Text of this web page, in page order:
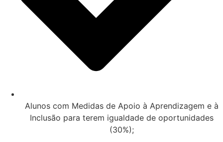
Alunos com Medidas de Apoio à Aprendizagem e à
Inclusão para terem igualdade de oportunidades
(30%);